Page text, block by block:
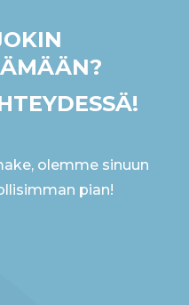
olemme sinuun
pian!